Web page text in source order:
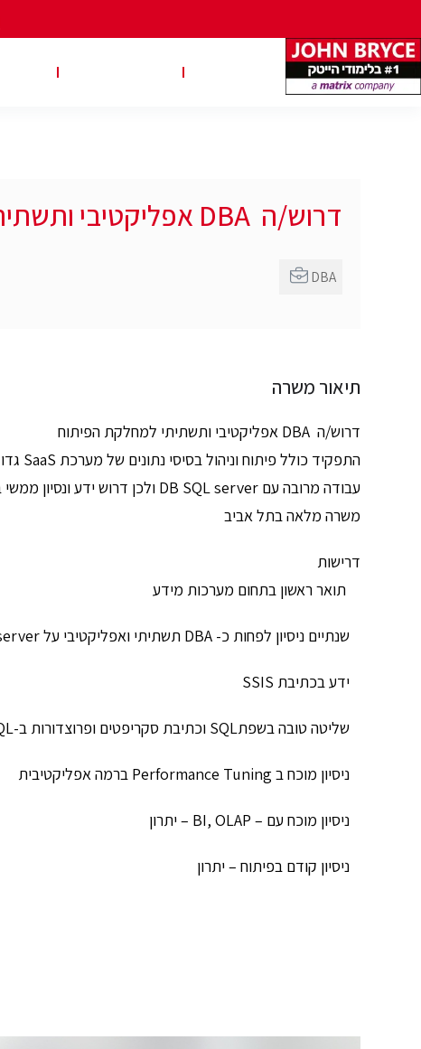
דרוש/ה DBA אפליקטיבי ותשתיתי
תיאור משרה
דרוש/ה DBA אפליקטיבי ותשתיתי למחלקת הפיתוח
התפקיד כולל פיתוח וניהול בסיסי נתונים של מערכת SaaS גדולה המשרתת מאות אלפי משתמשים,
עבודה מרובה עם DB SQL server ולכן דרוש ידע ונסיון ממשי בכתיבת סקריפטים ושאילתות
משרה מלאה בתל אביב
דרישות
תואר ראשון בתחום מערכות מידע
שנתיים ניסיון לפחות כ- DBA תשתיתי ואפליקטיבי על MS SQL server
ידע בכתיבת SSIS
שליטה טובה בשפתSQL וכתיבת סקריפטים ופרוצדורות ב-SQL
ניסיון מוכח ב Performance Tuning ברמה אפליקטיבית
ניסיון מוכח עם – BI, OLAP – יתרון
ניסיון קודם בפיתוח – יתרון